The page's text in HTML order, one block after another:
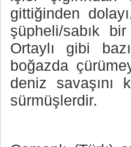
gittiğinden
şüpheli/sabık
Ortaylı gibi
boğazda
deniz savaşını
sürmüşlerdir.